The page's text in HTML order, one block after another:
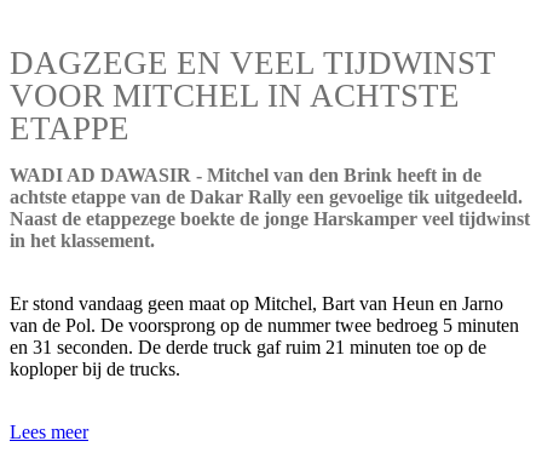
DAGZEGE EN VEEL TIJDWINST
VOOR MITCHEL IN ACHTSTE
ETAPPE
WADI AD DAWASIR - Mitchel van den Brink heeft in de
achtste etappe van de Dakar Rally een gevoelige tik uitgedeeld.
Naast de etappezege boekte de jonge Harskamper veel tijdwinst
in het klassement.
Er stond vandaag geen maat op Mitchel, Bart van Heun en Jarno
van de Pol. De voorsprong op de nummer twee bedroeg 5 minuten
en 31 seconden. De derde truck gaf ruim 21 minuten toe op de
koploper bij de trucks.
Lees meer